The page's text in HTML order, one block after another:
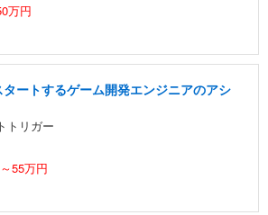
万円
ートするゲーム開発エンジニアのアシ
トリガー
55万円